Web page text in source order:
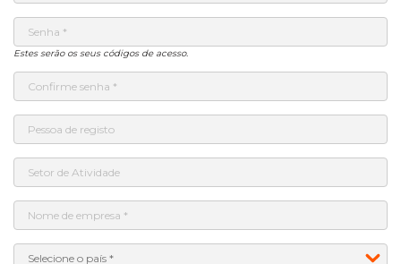
Estes serão os seus códigos de acesso.